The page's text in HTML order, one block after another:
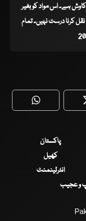
کاوش ہے۔ اس مواد کو بغیر
کرنا درست نہیں۔ تمام
WhatsApp
پاکستان
کھیل
انٹرٹینمنٹ
و عجیب